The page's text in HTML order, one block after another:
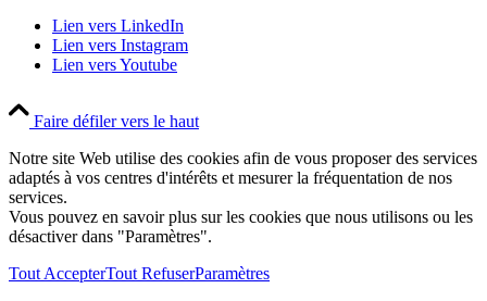
Lien vers LinkedIn
Lien vers Instagram
Lien vers Youtube
Faire défiler vers le haut
Notre site Web utilise des cookies afin de vous proposer des services
adaptés à vos centres d'intérêts et mesurer la fréquentation de nos
services.
Vous pouvez en savoir plus sur les cookies que nous utilisons ou les
désactiver dans "Paramètres".
Tout AccepterTout RefuserParamètres